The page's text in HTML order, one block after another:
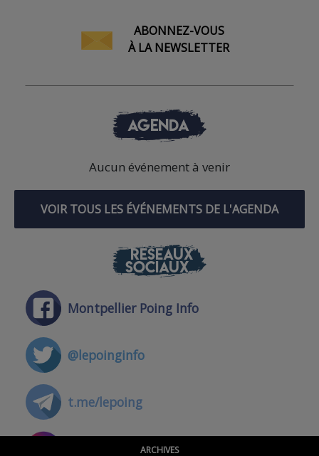
ABONNEZ-VOUS
À LA NEWSLETTER
AGENDA
Aucun événement à venir
VOIR TOUS LES ÉVÉNEMENTS DE L'AGENDA
RÉSEAUX
SOCIAUX
Montpellier Poing Info
@lepoinginfo
t.me/lepoing
@montpellierpoinginfo
ARCHIVES